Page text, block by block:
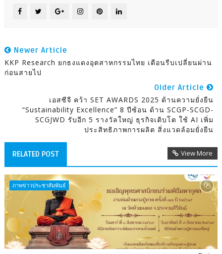
Newer Article
KKP Research ยกธงแดงอุตสาหกรรมไทย เตือนรีบเปลี่ยนผ่าน
ก่อนสายไป
Older Article
เอสซีจี คว้า SET AWARDS 2025 ด้านความยั่งยืน
“Sustainability Excellence” 8 ปีซ้อน ด้าน SCGP-SCGD-
SCGJWD รับอีก 5 รางวัลใหญ่ ธุรกิจเติบโต ใช้ AI เพิ่ม
ประสิทธิภาพการผลิต สิ่งแวดล้อมยั่งยืน
RELATED POST View More
ภาพข่าวประชาสัมพันธ์